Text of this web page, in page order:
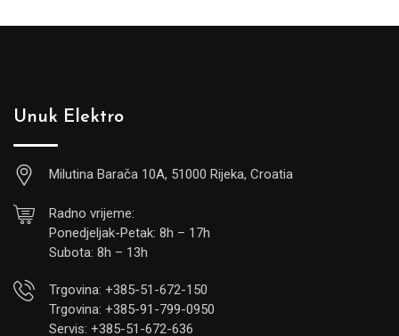
Unuk Elektro
Milutina Barača 10A, 51000 Rijeka, Croatia
Radno vrijeme:
Ponedjeljak-Petak: 8h – 17h
Subota: 8h – 13h
Trgovina: +385-51-672-150
Trgovina: +385-91-799-0950
Servis: +385-51-672-636